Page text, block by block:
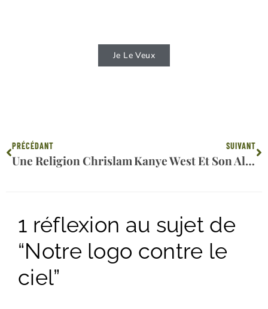
Je Le Veux
Précédent
PRÉCÉDANT
Une Religion Chrislam
SUIVANT
Kanye West Et Son Album « Chrétien »
1 réflexion au sujet de
“Notre logo contre le
ciel”